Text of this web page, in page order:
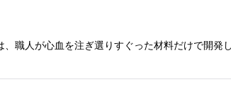
職人が心血を注ぎ選りすぐった材料だけで開発